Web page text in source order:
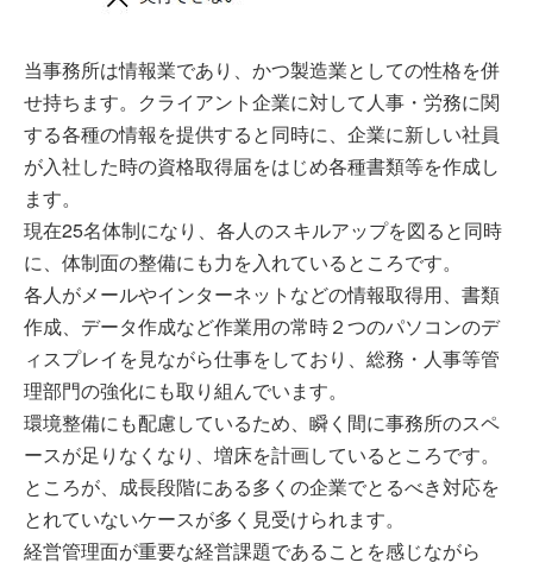
当事務所は情報業であり、かつ製造業としての性格を併
せ持ちます。クライアント企業に対して人事・労務に関
する各種の情報を提供すると同時に、企業に新しい社員
が入社した時の資格取得届をはじめ各種書類等を作成し
ます。
現在25名体制になり、各人のスキルアップを図ると同時
に、体制面の整備にも力を入れているところです。
各人がメールやインターネットなどの情報取得用、書類
作成、データ作成など作業用の常時２つのパソコンのデ
ィスプレイを見ながら仕事をしており、総務・人事等管
理部門の強化にも取り組んでいます。
環境整備にも配慮しているため、瞬く間に事務所のスペ
ースが足りなくなり、増床を計画しているところです。
ところが、成長段階にある多くの企業でとるべき対応を
とれていないケースが多く見受けられます。
経営管理面が重要な経営課題であることを感じながら